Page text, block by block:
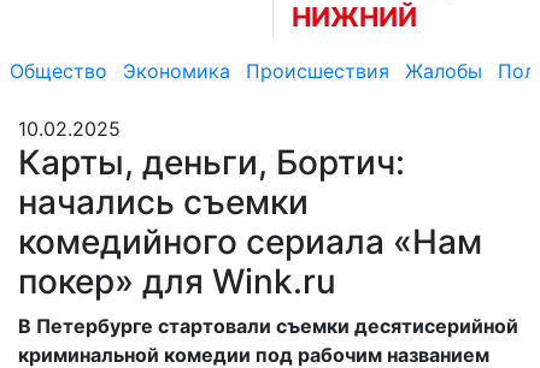
НИЖНИЙ
Общество Экономика Происшествия Жалобы
10.02.2025
Карты, деньги, Бортич:
начались съемки
комедийного сериала «Нам
покер» для Wink.ru
В Петербурге стартовали съемки десятисерийной
криминальной комедии под рабочим названием